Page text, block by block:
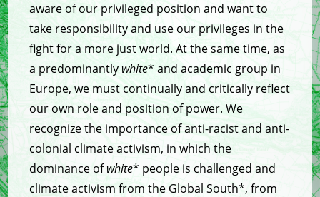
aware of our privileged position and want to
take responsibility and use our privileges in the
fight for a more just world. At the same time, as
a predominantly white* and academic group in
Europe, we must continually and critically reflect
our own role and position of power. We
recognize the importance of anti-racist and anti-
colonial climate activism, in which the
dominance ofwhite* people is challenged and
climate activism from the Global South*, from